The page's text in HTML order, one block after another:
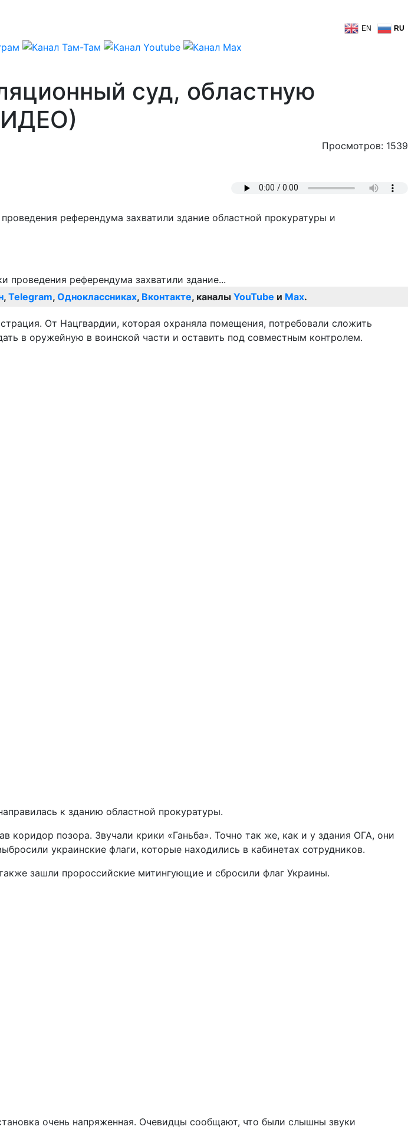
EN RU
суд, областную
Просмотров: 1539
референдума захватили здание областной прокуратуры и
, Telegram, Одноклассниках, Вконтакте, каналы YouTube и Max.
От Нацгвардии, которая охраняла помещения, потребовали сложить
в оружейную в воинской части и оставить под совместным контролем.
к зданию областной прокуратуры.
позора. Звучали крики «Ганьба». Точно так же, как и у здания ОГА, они
украинские флаги, которые находились в кабинетах сотрудников.
зашли пророссийские митингующие и сбросили флаг Украины.
очень напряженная. Очевидцы сообщают, что были слышны звуки